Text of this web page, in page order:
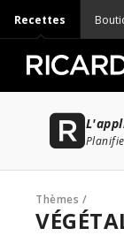
Recettes
Thèmes /